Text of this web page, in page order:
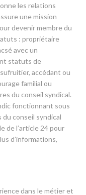
les relations
une mission
devenir membre du
: propriétaire
avec un
statuts de
accédant ou
familial ou
du conseil syndical.
fonctionnant sous
du conseil syndical
de l’article 24 pour
d’informations,
dans le métier et